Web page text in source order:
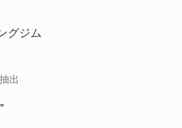
グジム
出